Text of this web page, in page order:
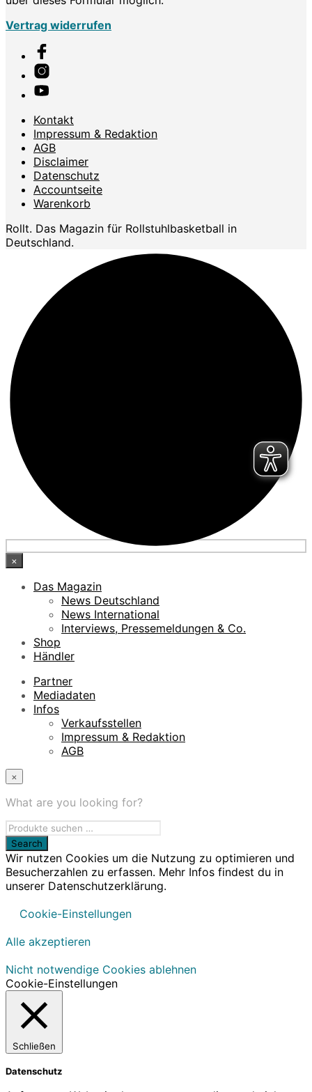
Vertrag widerrufen
Kontakt
Impressum & Redaktion
AGB
Disclaimer
Datenschutz
Accountseite
Warenkorb
Rollt. Das Magazin für Rollstuhlbasketball in
Deutschland.
×
Das Magazin
News Deutschland
News International
Interviews, Pressemeldungen & Co.
Shop
Händler
Partner
Mediadaten
Infos
Verkaufsstellen
Impressum & Redaktion
AGB
×
What are you looking for?
Wir nutzen Cookies um die Nutzung zu optimieren und
Besucherzahlen zu erfassen. Mehr Infos findest du in
unserer Datenschutzerklärung.
Cookie-Einstellungen
Alle akzeptieren
Nicht notwendige Cookies ablehnen
Cookie-Einstellungen
Schließen
Datenschutz